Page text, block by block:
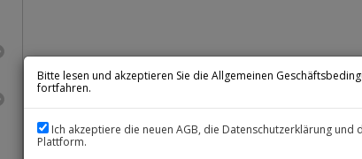
Bitte lesen und akzeptieren Sie die Allgemeinen
fortfahren.
Ich akzeptiere die neuen AGB, die Datenschutzerklärung
Plattform.